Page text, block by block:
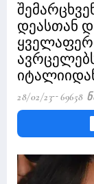
დეასთან
28/02/23 69658